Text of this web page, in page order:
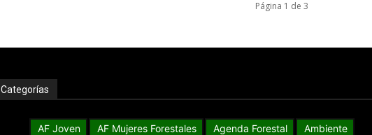
Página 1 de 3
Categorías
AF Joven AF Mujeres Forestales Agenda Forestal
Ambiente